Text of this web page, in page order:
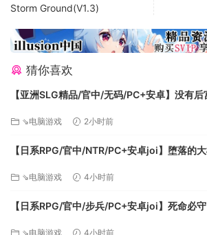
Storm Ground(V1.3)
猜你喜欢
【亚洲SLG精品/官中/无码/PC+安卓】没有后
⇘电脑游戏 2小时前
【日系RPG/官中/NTR/PC+安卓joi】堕落的
⇘电脑游戏 4小时前
【日系RPG/官中/步兵/PC+安卓joi】死命必
⇘电脑游戏 4小时前